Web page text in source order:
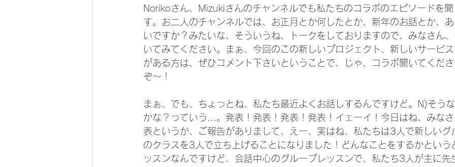
Norikoさん、Mizukiさんのチャンネルでも私たちのコラボのエピソードを
す。お二人のチャンネルでは、お正月とか何したとか、新年のお話とか、
いですか？みたいな、そういうね、トークをしておりますので、みなさん
いてみてください。まぁ、今回のこの新しいプロジェクト、新しいサービ
がある方は、ぜひコメント下さいということで、じゃ、コラボ聞いてくだ
ぞ〜！
まぁ、でも、ちょっとね、私たち最近よくお話しするんですけど。N)そう
かな？っていう...。発表！発表！発表！発表！イェーイ！今日はね、みな
表というか、ご報告がありまして、えー、実はね、私たちは3人で新しいグ
のクラスを3人で立ち上げることになりました！どんなことをするかという
ッスンなんですけど、会話中心のグループレッスンで、私たち3人が主に先